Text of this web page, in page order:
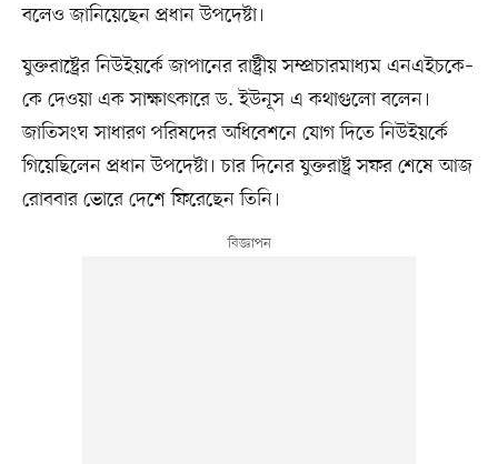
বলেও জানিয়েছেন প্রধান উপদেষ্টা।
যুক্তরাষ্ট্রের নিউইয়র্কে জাপানের রাষ্ট্রীয় সম্প্রচারমাধ্যম এনএইচকে–
কে দেওয়া এক সাক্ষাৎকারে ড. ইউনূস এ কথাগুলো বলেন।
জাতিসংঘ সাধারণ পরিষদের অধিবেশনে যোগ দিতে নিউইয়র্কে
গিয়েছিলেন প্রধান উপদেষ্টা। চার দিনের যুক্তরাষ্ট্র সফর শেষে আজ
রোববার ভোরে দেশে ফিরেছেন তিনি।